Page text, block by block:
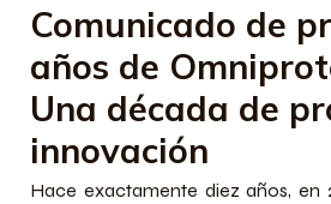
Comunicado de
años de
Una década de
innovación
Hace exactamente diez años, en